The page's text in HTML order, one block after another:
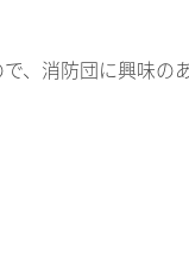
、消防団に興味の